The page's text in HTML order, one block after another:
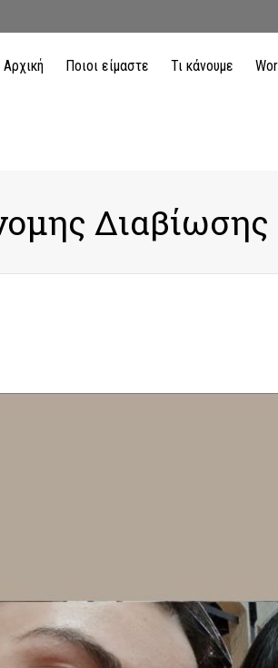
Αρχική Ποιοι είμαστε Τι κάνουμε
Διαβίωσης